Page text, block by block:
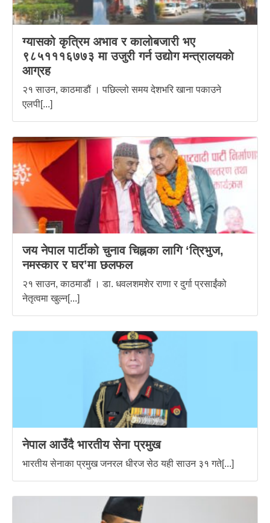
ग्यासको कृत्रिम अभाव र कालोबजारी भए
९८५१११६७७३ मा उजुरी गर्न उद्योग मन्त्रालयकाे
आग्रह
२१ साउन, काठमाडौं । पछिल्लो समय देशभरि खाना पकाउने
एलपी[...]
जय नेपाल पार्टीको चुनाव चिह्नका लागि ‘त्रिभुज,
नमस्कार र घर’मा छलफल
२१ साउन, काठमाडौं । डा. धवलशमशेर राणा र दुर्गा प्रसाईंको
नेतृत्वमा खुल्न[...]
नेपाल आउँदै भारतीय सेना प्रमुख
भारतीय सेनाका प्रमुख जनरल धीरज सेठ यही साउन ३१ गते[...]